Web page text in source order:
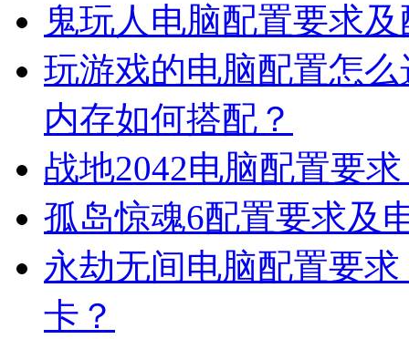
鬼玩人电脑配置要求
玩游戏的电脑配置怎
内存如何搭配？
战地2042电脑配置要
孤岛惊魂6配置要求及
永劫无间电脑配置要
卡？